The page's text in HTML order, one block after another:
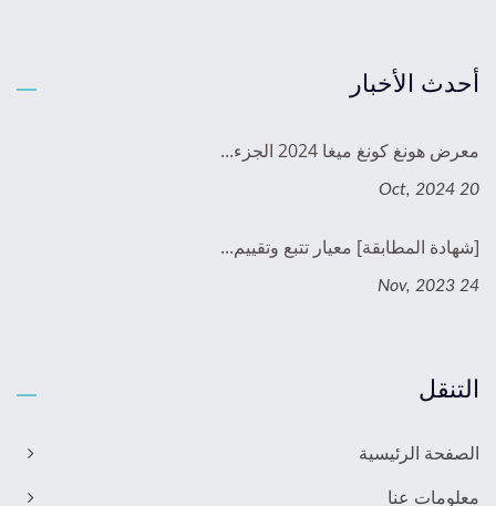
أحدث الأخبار
معرض هونغ كونغ ميغا 2024 الجزء...
20 Oct, 2024
[شهادة المطابقة] معيار تتبع وتقييم...
24 Nov, 2023
التنقل
الصفحة الرئيسية
معلومات عنا